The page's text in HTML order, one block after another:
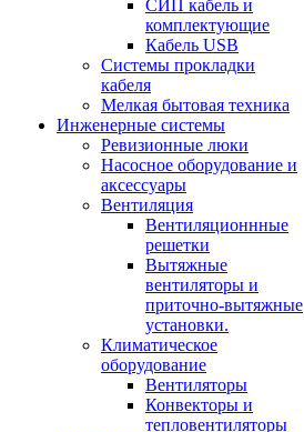
СИП кабель и
комплектующие
Кабель USB
Системы прокладки
кабеля
Мелкая бытовая техника
Инженерные системы
Ревизионные люки
Насосное оборудование и
аксессуары
Вентиляция
Вентиляционнные
решетки
Вытяжные
вентиляторы и
приточно-вытяжные
установки.
Климатическое
оборудование
Вентиляторы
Конвекторы и
тепловентиляторы